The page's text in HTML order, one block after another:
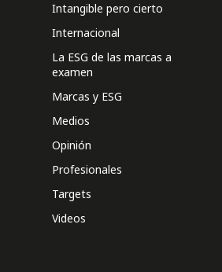
Intangible pero cierto
Internacional
La ESG de las marcas a
examen
Marcas y ESG
Medios
Opinión
Profesionales
Targets
Videos